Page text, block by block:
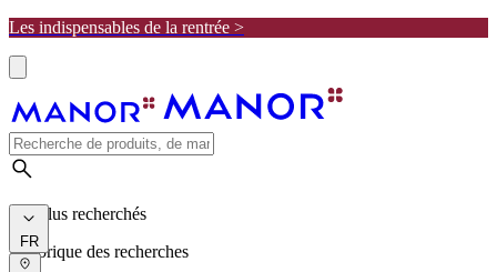
Les indispensables de la rentrée >
Les plus recherchés
Historique des recherches
FR